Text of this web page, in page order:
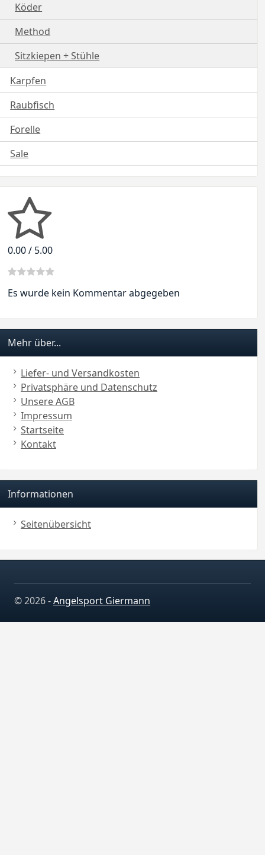
Köder
Method
Sitzkiepen + Stühle
Karpfen
Raubfisch
Forelle
Sale
0.00 / 5.00
Es wurde kein Kommentar abgegeben
Mehr über...
Liefer- und Versandkosten
Privatsphäre und Datenschutz
Unsere AGB
Impressum
Startseite
Kontakt
Informationen
Seitenübersicht
© 2026 -Angelsport Giermann